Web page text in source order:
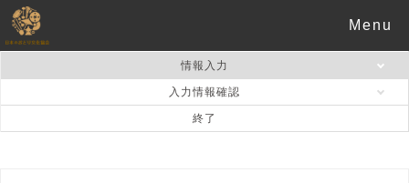
Menu
情報入力
入力情報確認
終了